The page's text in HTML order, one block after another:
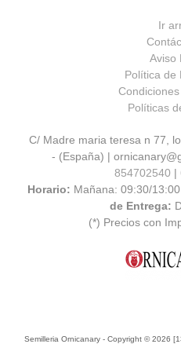
Ir
Aviso
Política de
Políticas
C/ Madre maria teresa n 77,
- (España) |
854702540 |
Horario: Mañana: 09:30/
de Entrega:
(*) Precios con
Semilleria Ornicanary - Copyright © 2026